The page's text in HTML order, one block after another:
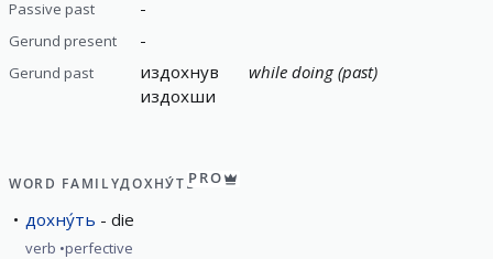
Passive past -
Gerund present -
Gerund past
издохнув
издохши
while doing (past)
WORD FAMILYДОХНУ́ТЬPRO
дохну́ть die
verb perfective